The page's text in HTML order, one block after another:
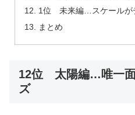
1位 未来編…スケールが
まとめ
12位 太陽編…唯一面
ズ